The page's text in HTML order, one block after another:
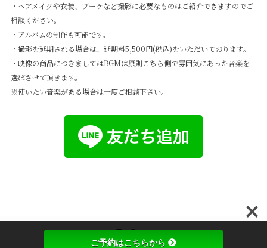
・ヘアメイクや衣装、ブーケなど撮影に必要なものはご紹介できますのでご
相談ください。
・アルバムの制作も可能です。
・撮影を延期される場合は、延期料5,500円(税込)をいただいております。
・映像の商品につきましてはBGMは原則こちら側で雰囲気にあった音楽を
選ばさせて頂きます。
※使いたい音楽がある場合は一度ご相談下さい。
ご予約はこちらから